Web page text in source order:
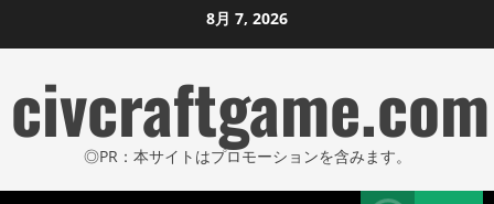
ン
ン
ツ
ス
8月 7, 2026
civcraftgame.com
◎PR：本サイトはプロモーションを含みます。